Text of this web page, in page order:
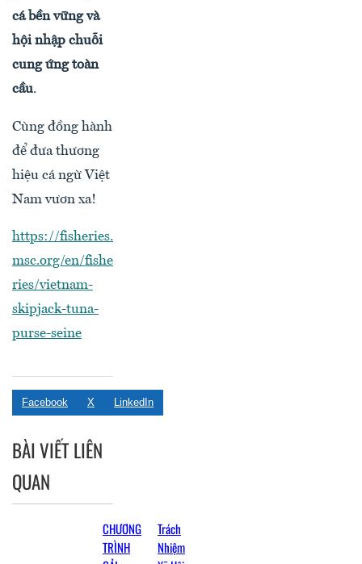
cá bền vững và
hội nhập chuỗi
cung ứng toàn
cầu.
Cùng đồng hành
để đưa thương
hiệu cá ngừ Việt
Nam vươn xa!
https://fisheries.
msc.org/en/fishe
ries/vietnam-
skipjack-tuna-
purse-seine
Facebook X LinkedIn
BÀI VIẾT LIÊN
QUAN
CHƯƠNG
TRÌNH
Trách
Nhiệm